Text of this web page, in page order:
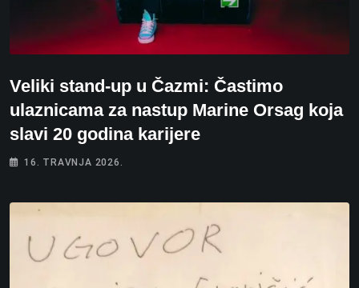
Veliki stand-up u Čazmi: Častimo
ulaznicama za nastup Marine Orsag koja
slavi 20 godina karijere
16. TRAVNJA 2026.